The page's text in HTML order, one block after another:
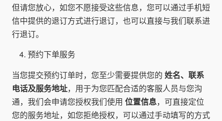
但请您放心，如您不愿接受这些信息，您可以通过手机短
信中提供的退订方式进行退订，也可以直接与我们联系进
行退订。
预约下单服务
当您提交预约订单时，您至少需要提供您的 姓名、联系
电话及服务地址，用于为您匹配合适的客服人员与您沟
通，我们会申请您授权我们使用 位置信息，可直接定位
您的服务地址，如您拒绝授权，可以通过手动填写的方式